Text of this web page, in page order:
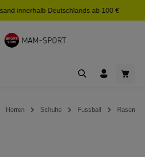
innerhalb Deutschlands ab 100 €
Herren Schuhe Fussball Rasen